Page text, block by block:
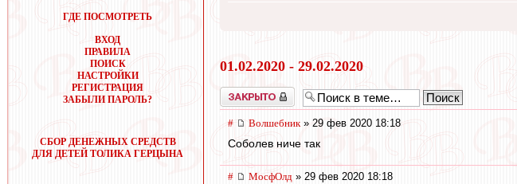
ГДЕ ПОСМОТРЕТЬ
ВХОД
ПРАВИЛА
ПОИСК
НАСТРОЙКИ
РЕГИСТРАЦИЯ
ЗАБЫЛИ ПАРОЛЬ?
СБОР ДЕНЕЖНЫХ СРЕДСТВ
ДЛЯ ДЕТЕЙ ТОЛИКА ГЕРЦЫНА
01.02.2020 - 29.02.2020
Закрыто
# Волшебник » 29 фев 2020 18:18
Соболев ниче так
# МосфОлд » 29 фев 2020 18:18